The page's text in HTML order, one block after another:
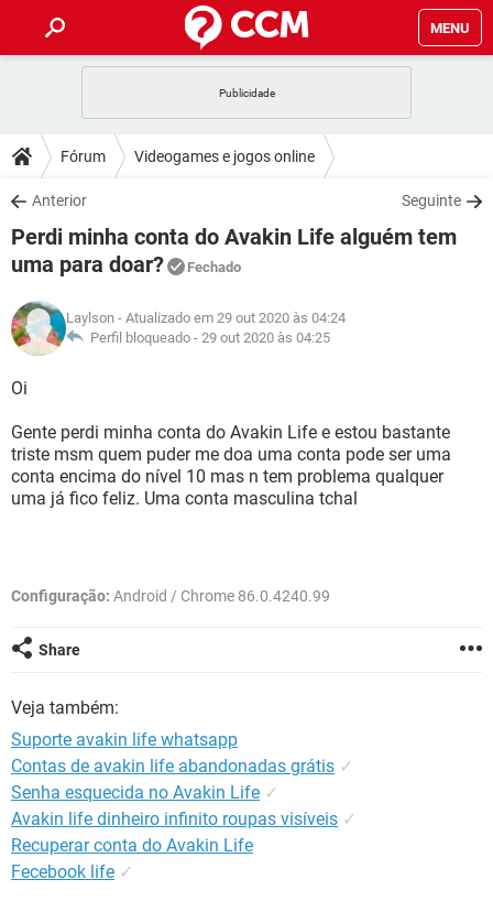
MENU
CELULAR FACEBOOK
OUTLOOK
INSTAGRAM GMAIL
GUIA DE COMPRAS
DICAS
JOGOS WHATSAPP
OUTLOOK
GUIA DE COMPRAS
DOWNLOADS
JOGOS WHATSAPP
CELULAR
OUTLOOK EXCEL
INSTAGRAM
GUIA DE COMPRAS
CELULAR FACEBOOK
GUIA DE COMPRAS
GLOSSÁRIO
JOGOS
CELULAR
OUTLOOK EXCEL
INSTAGRAM GMAIL
GUIA DE COMPRAS
Fórum Videogames e jogos online
Anterior Seguinte
Perdi minha conta do Avakin Life alguém tem
uma para doar?
Fechado
Laylson - Atualizado em 29 out 2020 às 04:24
Perfil bloqueado - 29 out 2020 às 04:25
Oi
Gente perdi minha conta do Avakin Life e estou bastante
triste msm quem puder me doa uma conta pode ser uma
conta encima do nível 10 mas n tem problema qualquer
uma já fico feliz. Uma conta masculina tchal
Configuração: Android / Chrome 86.0.4240.99
Share
Veja também:
Suporte avakin life whatsapp
Contas de avakin life abandonadas grátis ✓
Senha esquecida no Avakin Life ✓
Avakin life dinheiro infinito roupas visíveis ✓
Recuperar conta do Avakin Life
Fecebook life ✓